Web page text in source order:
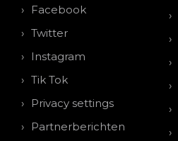
Facebook
Twitter
Instagram
Tik Tok
Privacy settings
Partnerberichten